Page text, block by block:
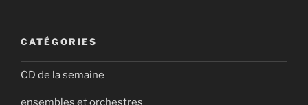
CATÉGORIES
CD de la semaine
ensembles et orchestres